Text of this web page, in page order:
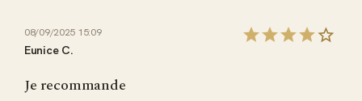
08/09/2025 15:09
Eunice C.
Je recommande